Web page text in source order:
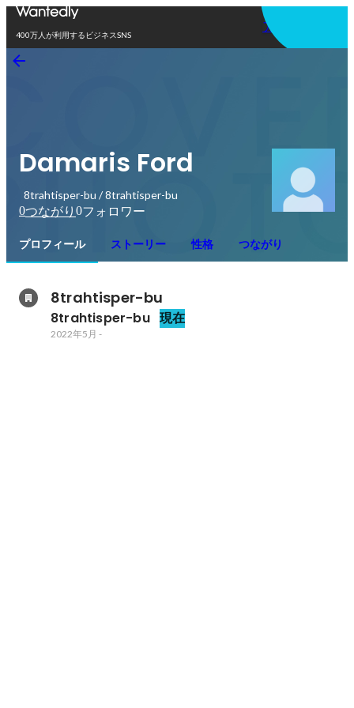
400万人が利用するビジネスSNS
アプリを使う
Damaris Ford
8trahtisper-bu / 8trahtisper-bu
0つながり 0フォロワー
プロフィール ストーリー 性格 つながり
8trahtisper-bu
8trahtisper-bu 現在
2022年5月 -